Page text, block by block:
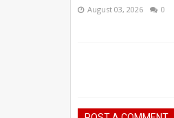
August 03, 2026 0